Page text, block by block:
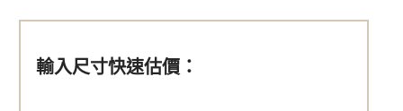
輸入尺寸快速估價：